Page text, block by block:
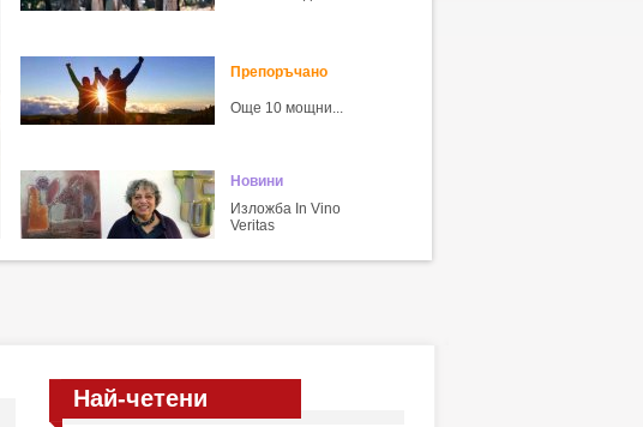
Препоръчано
Още 10 мощни...
Новини
Изложба In Vino
Veritas
Най-четени